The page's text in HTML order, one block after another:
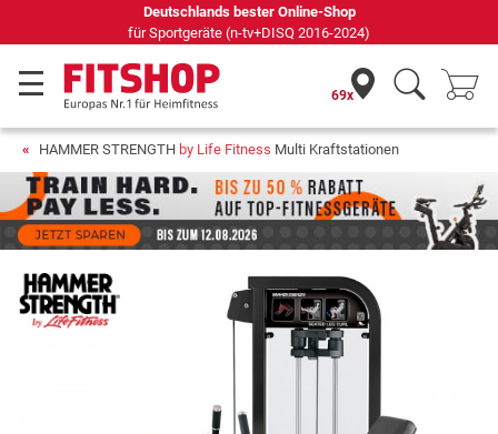
Seit 42 Jahren Ihr Experte für Heimfitness
69x
HAMMER STRENGTH by Life Fitness Multi Kraftstationen